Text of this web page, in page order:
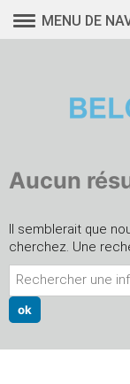
contenu
MENU DE
Aucun
Il semblerait que
cherchez. Une